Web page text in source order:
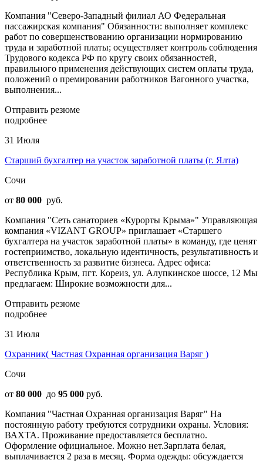
Компания "Северо-Западный филиал АО Федеральная
пассажирская компания" Обязанности: выполняет комплекс
работ по совершенствованию организации нормированию
труда и заработной платы; осуществляет контроль соблюдения
Трудового кодекса РФ по кругу своих обязанностей,
правильного применения действующих систем оплаты труда,
положений о премировании работников Вагонного участка,
выполнения...
Отправить резюме
подробнее
31 Июля
Старший бухгалтер на участок заработной платы (г. Ялта)
Сочи
от 80 000 руб.
Компания "Сеть санаториев «Курорты Крыма»" Управляющая
компания «VIZANT GROUP» приглашает «Старшего
бухгалтера на участок заработной платы» в команду, где ценят
гостеприимство, локальную идентичность, результативность и
ответственность за развитие бизнеса. Адрес офиса:
Республика Крым, пгт. Кореиз, ул. Алупкинское шоссе, 12 Мы
предлагаем: Широкие возможности для...
Отправить резюме
подробнее
31 Июля
Охранник( Частная Охранная организация Варяг )
Сочи
от 80 000 до 95 000 руб.
Компания "Частная Охранная организация Варяг" На
постоянную работу требуются сотрудники охраны. Условия:
ВАХТА. Проживание предоставляется бесплатно.
Оформление официальное. Можно нет.Зарплата белая,
выплачивается 2 раза в месяц. Форма одежды: обсуждается